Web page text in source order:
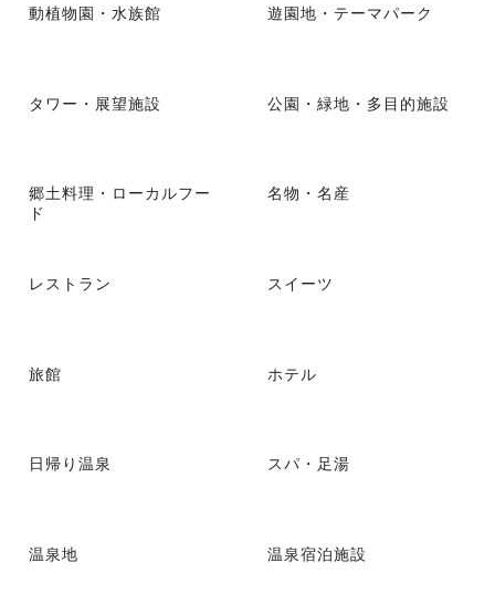
動植物園・水族館 遊園地・テーマパーク
タワー・展望施設 公園・緑地・多目的施設
郷土料理・ローカルフー
ド
名物・名産
レストラン スイーツ
旅館 ホテル
日帰り温泉 スパ・足湯
温泉地 温泉宿泊施設